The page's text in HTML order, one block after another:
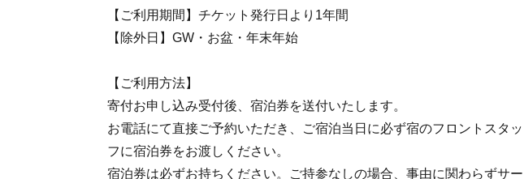
【ご利用期間】チケット発行日より1年間
【除外日】GW・お盆・年末年始
【ご利用方法】
寄付お申し込み受付後、宿泊券を送付いたします。
お電話にて直接ご予約いただき、ご宿泊当日に必ず宿のフロントスタッ
フに宿泊券をお渡しください。
宿泊券は必ずお持ちください。ご持参なしの場合、事由に関わらずサー